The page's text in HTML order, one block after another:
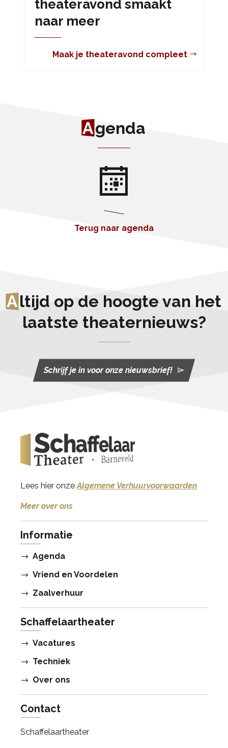
theateravond smaakt
naar meer
Maak je theateravond compleet
Agenda
Terug naar agenda
Altijd op de hoogte van het
laatste theaternieuws?
Schrijf je in voor onze nieuwsbrief!
Lees hier onzeAlgemene Verhuurvoorwaarden
Meer over ons
Informatie
Agenda
Vriend en Voordelen
Zaalverhuur
Schaffelaartheater
Vacatures
Techniek
Over ons
Contact
Schaffelaartheater